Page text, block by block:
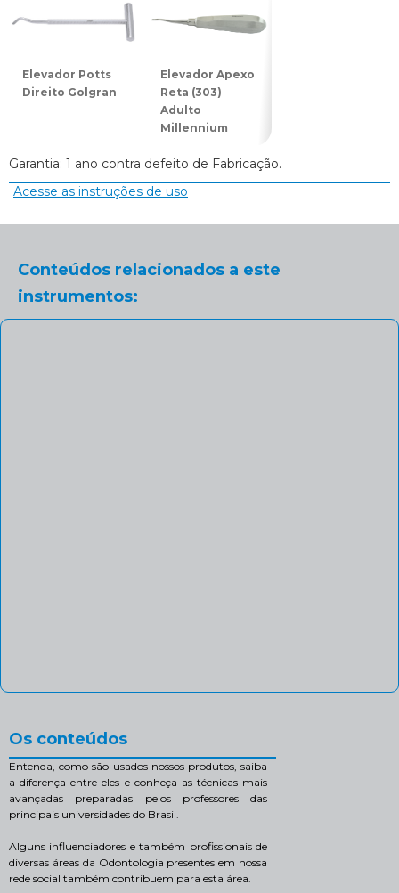
Elevador Potts
Direito Golgran
Elevador Apexo
Reta (303)
Adulto
Millennium
Garantia: 1 ano contra defeito de Fabricação.
Acesse as instruções de uso
Conteúdos relacionados a este
instrumentos:
Os conteúdos
Entenda, como são usados nossos produtos, saiba
a diferença entre eles e conheça as técnicas mais
avançadas preparadas pelos professores das
principais universidades do Brasil.
Alguns influenciadores e também profissionais de
diversas áreas da Odontologia presentes em nossa
rede social também contribuem para esta área.